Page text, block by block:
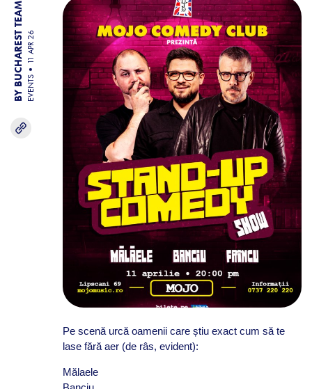
BY BUCHAREST TEAM EVENTS
11 APR 26
Pe scenă urcă oamenii care știu exact cum să te
lase fără aer (de râs, evident):
Mălaele